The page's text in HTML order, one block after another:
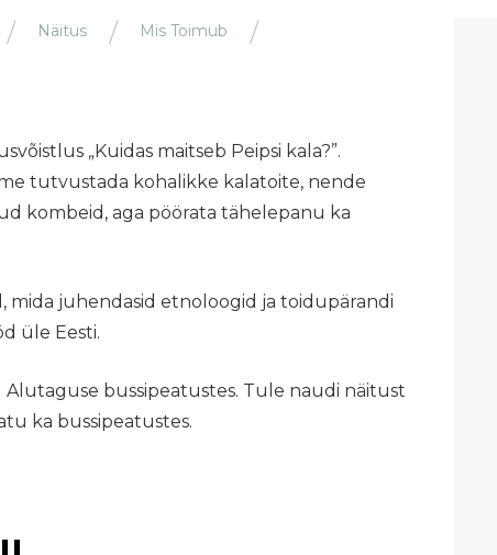
Näitus
Mis Toimub
„Kuidas maitseb Peipsi kala?”.
tutvustada kohalikke kalatoite, nende
kombeid, aga pöörata tähelepanu ka
mida juhendasid etnoloogid ja toidupärandi
üle Eesti.
bussipeatustes. Tule naudi näitust
ka bussipeatustes.